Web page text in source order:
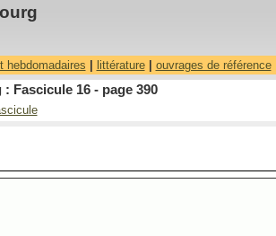
hebdomadaires littérature| ouvrages de référence|
Fascicule 16 - page 390